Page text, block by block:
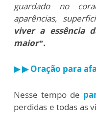
guardado no
aparências,
viver a essência
maior”.
▶ ▶ Oração para
Nesse tempo de
perdidas e todas as